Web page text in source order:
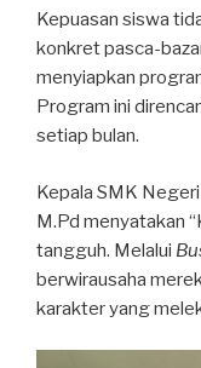
Kepuasan siswa
konkret pasca-
menyiapkan
Program ini
setiap bulan.
Kepala SMK
M.Pd menyatakan
tangguh. Melalui
berwirausaha
karakter yang